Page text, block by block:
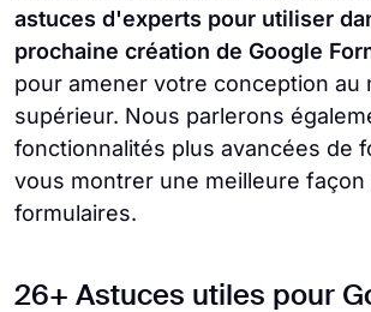
astuces d'experts pour utiliser
prochaine création de Google
pour amener votre conception au
supérieur. Nous parlerons
fonctionnalités plus avancées de
vous montrer une meilleure
formulaires.
26+ Astuces utiles pour